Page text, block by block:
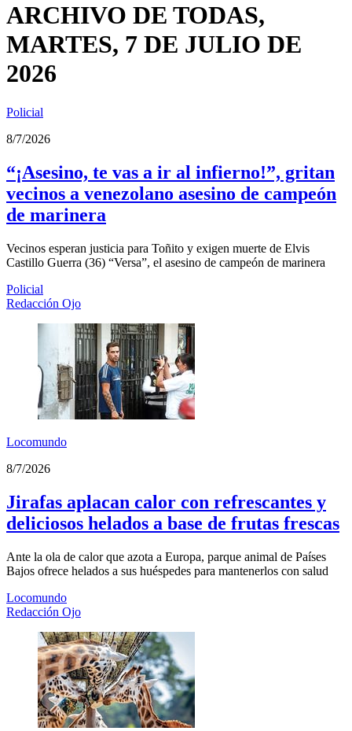
ARCHIVO DE TODAS,
MARTES, 7 DE JULIO DE
2026
Policial
8/7/2026
“¡Asesino, te vas a ir al infierno!”, gritan
vecinos a venezolano asesino de campeón
de marinera
Vecinos esperan justicia para Toñito y exigen muerte de Elvis
Castillo Guerra (36) “Versa”, el asesino de campeón de marinera
Policial
Redacción Ojo
Locomundo
8/7/2026
Jirafas aplacan calor con refrescantes y
deliciosos helados a base de frutas frescas
Ante la ola de calor que azota a Europa, parque animal de Países
Bajos ofrece helados a sus huéspedes para mantenerlos con salud
Locomundo
Redacción Ojo